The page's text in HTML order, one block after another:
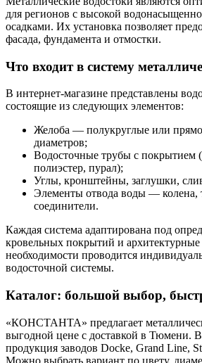
для регионов с высокой
осадками. Их установка позволяет
фасада, фундамента и отмостки.
Что входит в систему
В интернет-магазине представлены
состоящие из следующих элементов:
Желоба — полукруглые или
диаметров;
Водосточные трубы с покрытием
полиэстер, пурал);
Углы, кронштейны, заглушки,
Элементы отвода воды — колена,
соединители.
Каждая система адаптирована под
кровельных покрытий и
необходимости проводится
водосточной системы.
Каталог: большой выбор,
«КОНСТАНТА» предлагает
выгодной цене с доставкой в Тюмени.
продукция заводов Docke, Grand Line,
Можно выбрать вариант по цвету,